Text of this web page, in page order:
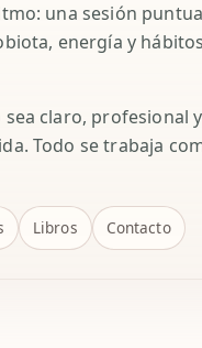
una sesión
energía y
claro,
Todo se trabaja
Libros Contacto